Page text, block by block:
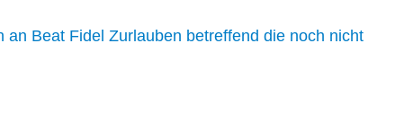
Beat Fidel Zurlauben betreffend die noch nicht